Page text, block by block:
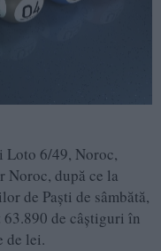
Loto 6/49, Noroc,
Noroc, după ce la
de Paști de sâmbătă,
63.890 de câștiguri în
de lei.